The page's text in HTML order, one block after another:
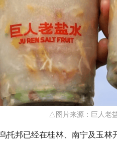
△图片来源：巨人老
托邦已经在桂林、南宁及玉